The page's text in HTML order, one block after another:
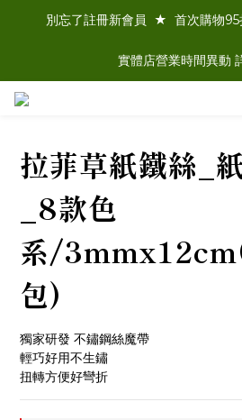
別忘了註冊新會員  ★  首次購物
實體店營業時間異動
拉菲草紙鐵絲_
_8款色
系/
包)
獨家研發 不鏽鋼絲魔帶
輕巧好用不生鏽
扭轉方便好彎折